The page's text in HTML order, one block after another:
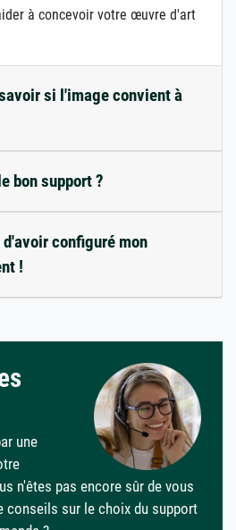
à concevoir votre œuvre d'art
si l'image convient à
bon support ?
configuré mon
!
une
n'êtes pas encore sûr de vous
conseils sur le choix du support